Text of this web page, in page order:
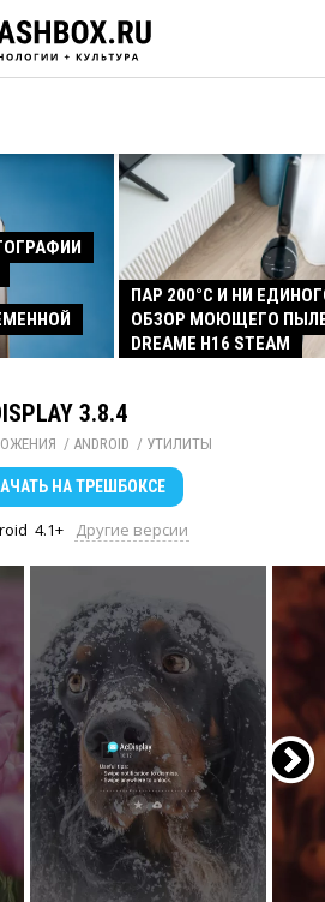
ПАР 200°C И НИ
ОБЗОР МОЮЩЕГО
DREAME H16 STEAM
3.8.4
/ ANDROID / УТИЛИТЫ
НА ТРЕШБОКСЕ
4.1+ Другие версии